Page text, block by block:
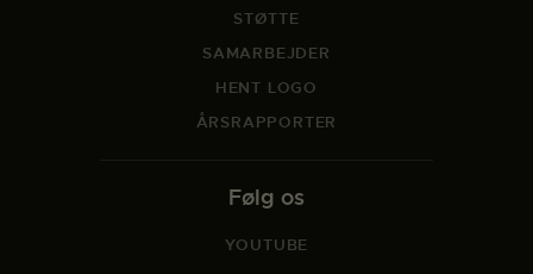
STØTTE
SAMARBEJDER
HENT LOGO
ÅRSRAPPORTER
Følg os
YOUTUBE